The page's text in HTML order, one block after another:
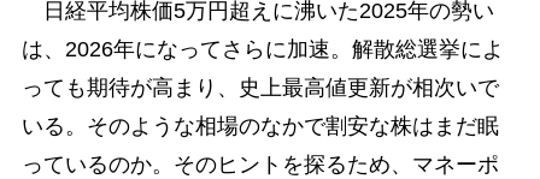
日経平均株価5万円超えに沸いた2025年の勢い
は、2026年になってさらに加速。解散総選挙によ
っても期待が高まり、史上最高値更新が相次いで
いる。そのような相場のなかで割安な株はまだ眠
っているのか。そのヒントを探るため、マネーポ